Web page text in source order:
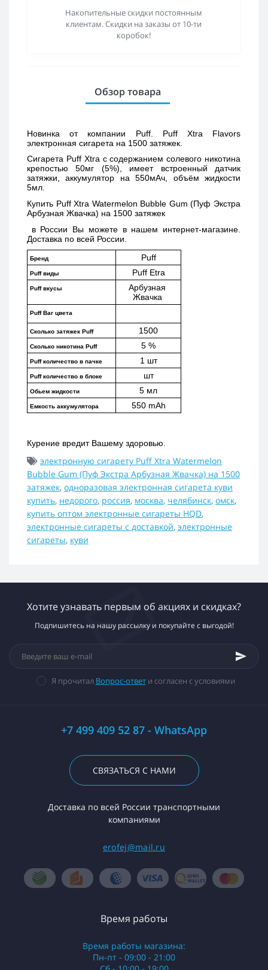
Накопительные скидки постоянным
клиентам. Скидки на заказы от 10-ти
коробок!
Обзор товара
Новинка от компании Puff. Puff Xtra Flavors
электронная сигарета на 1500 затяжек.
Сигарета Puff Xtra с содержанием солевого никотина
крепостью 50мг (5%), имеет встроенный датчик
затяжки, аккумулятор на 550мАч, объём жидкости
5мл.
Купить Puff Xtra Watermelon Bubble Gum (Пуф Экстра
Арбузная Жвачка) на 1500 затяжек
в России Вы можете в нашем интернет-магазине.
Доставка по всей России.
Бренд Puff
Puff виды Puff Etra
Puff вкусы
Арбузная
Жвачка
Puff Bar цвета
Сколько затяжек Puff 1500
Сколько никотина Puff 5 %
Puff количество в пачке 1 шт
Puff количество в блоке шт
Обьем жидкости 5 мл
Емкость аккумулятора 550 mAh
Курение вредит Вашему здоровью.
электронную сигарету Puff Xtra Watermelon
Bubble Gum (Пуф Экстра Арбузная Жвачка) на 1500
затяжек, одноразовая электронная сигарета куви
купить, недорого, россия, москва, челябинск, омск,
купить оптом электронные сигареты HQD,
электронные сигареты с доставкой, электронные
сигареты, куви
Хотите узнавать первым об акциях и скидках?
Подпишитесь на нашу рассылку и покупайте с выгодой!
Я прочитал Вопрос-ответи согласен с условиями
+7 499 409 52 87 - WhatsApp
СВЯЗАТЬСЯ С НАМИ
Доставка по всей России транспортными
компаниями
erofej@mail.ru
Время работы
Время работы магазина:
Пн-пт - 09:00 - 21:00